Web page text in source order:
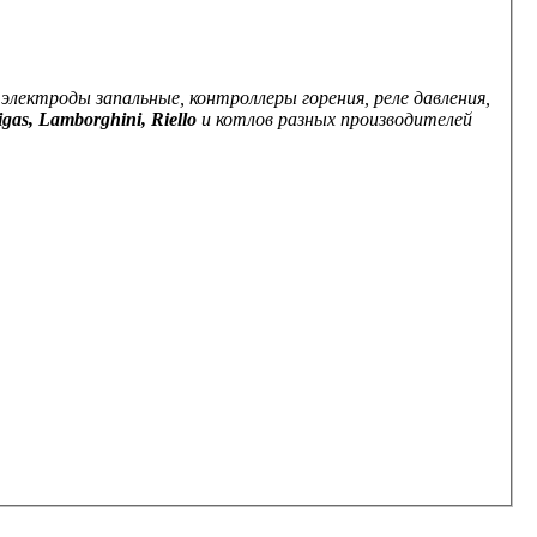
запальные, контроллеры горения, реле давления,
Lamborghini, Riello и котлов разных производителей